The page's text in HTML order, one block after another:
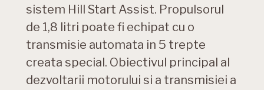
sistem Hill Start Assist. Propulsorul
de 1,8 litri poate fi echipat cu o
transmisie automata in 5 trepte
creata special. Obiectivul principal al
dezvoltarii motorului si a transmisiei a